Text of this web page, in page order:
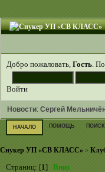
Добро пожаловать, Гость.
Войти
Новости: Сергей
НАЧАЛО ПОМОЩЬ ПОИСК
Снукер УП «СВ КЛАСС» >
Страниц: [1] Вниз